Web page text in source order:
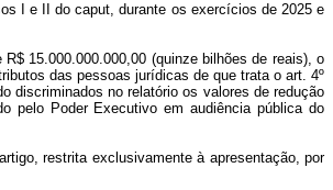
I e II do caput, durante os exercícios de 2025 e
15.000.000.000,00 (quinze bilhões de reais), o
das pessoas jurídicas de que trata o art. 4º
discriminados no relatório os valores de redução
pelo Poder Executivo em audiência pública do
restrita exclusivamente à apresentação, por